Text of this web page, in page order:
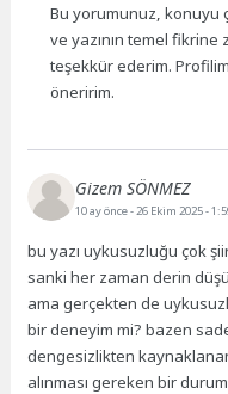
Bu yorumunuz, konuyu
ve yazının temel fikrine
teşekkür ederim.
öneririm.
Gizem SÖNMEZ
10 ay önce- 26 Ekim 2025 -
bu yazı uykusuzluğu çok
sanki her zaman derin
ama gerçekten de
bir deneyim mi? bazen
dengesizlikten
alınması gereken bir